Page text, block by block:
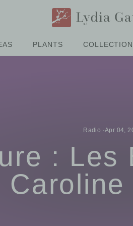
PLANTS
Radio ·Apr 04,
: Les